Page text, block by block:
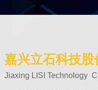
嘉兴立石科技股
Jiaxing LISI Technology